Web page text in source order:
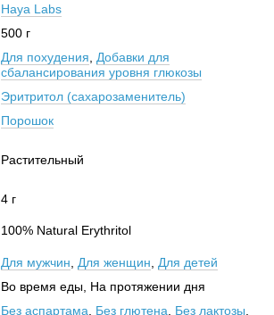
Haya Labs
500 г
Для похудения
Добавки для
сбалансирования уровня глюкозы
Эритритол (сахарозаменитель)
Порошок
Растительный
4 г
100% Natural Erythritol
Для мужчин Для женщин
Для детей
Во время еды, На протяжении дня
Без аспартама Без глютена Без лактозы